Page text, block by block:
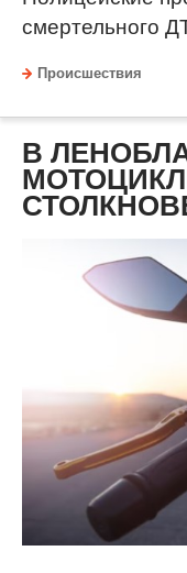
смертельного
Происшествия
В